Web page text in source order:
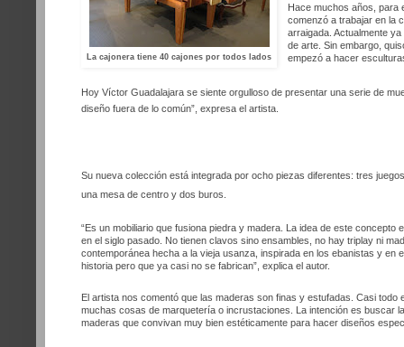
La cajonera tiene 40 cajones por todos lados
Hace muchos años, para
comenzó a trabajar en la
arraigada. Actualmente
de arte. Sin embargo,
empezó a hacer
Hoy Víctor Guadalajara se siente orgulloso de presentar una serie de
diseño fuera de lo común”, expresa el artista.
Su nueva colección está integrada por ocho piezas diferentes: tres
una mesa de centro y dos buros.
“Es un mobiliario que fusiona piedra y madera. La idea de este
en el siglo pasado. No tienen clavos sino ensambles, no hay triplay ni
contemporánea hecha a la vieja usanza, inspirada en los ebanistas y en
historia pero que ya casi no se fabrican”, explica el autor.
El artista nos comentó que las maderas son finas y estufadas. Casi todo
muchas cosas de marquetería o incrustaciones. La intención es buscar
maderas que convivan muy bien estéticamente para hacer diseños